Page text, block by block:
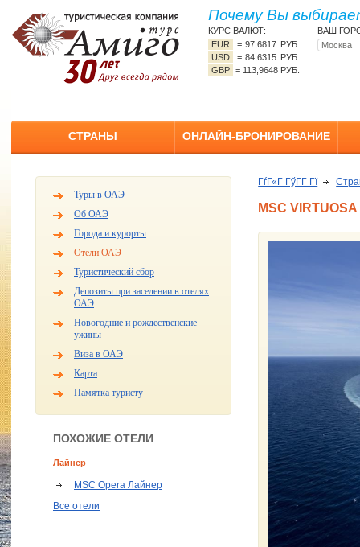
Почему Вы
КУРС ВАЛЮТ:
EUR
=97,6817 РУБ.
USD
=84,6315 РУБ.
GBP = 113,9648 РУБ.
ВАШ
СТРАНЫ ОНЛАЙН-БРОНИРОВАНИЕ
Туры в ОАЭ
Об ОАЭ
Города и курорты
Отели ОАЭ
Туристический сбор
Депозиты при заселении в отелях
ОАЭ
Новогодние и рождественские
ужины
Виза в ОАЭ
Карта
Памятка туристу
ПОХОЖИЕ ОТЕЛИ
Лайнер
MSC Opera Лайнер
Все отели
ГѓГ«Г ГўГ­Г Гї
MSC